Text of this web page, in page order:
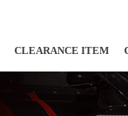
CLEARANCE ITEM